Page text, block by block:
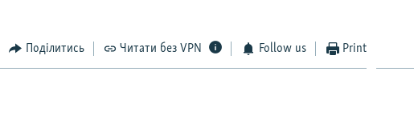
Поділитись Читати без VPN Follow us Print